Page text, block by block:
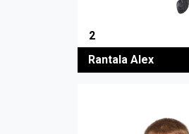
2
Rantala Alex